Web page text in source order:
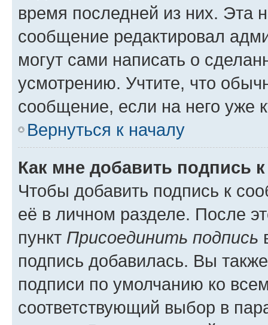
время последней из них. Эта
сообщение редактировал
могут сами написать о
усмотрению. Учтите, что
сообщение, если на него уже
Вернуться к началу
Как мне добавить подпись
Чтобы добавить подпись к
её в личном разделе. После
пункт Присоединить подпись
подпись добавилась. Вы
подписи по умолчанию ко
соответствующий выбор в